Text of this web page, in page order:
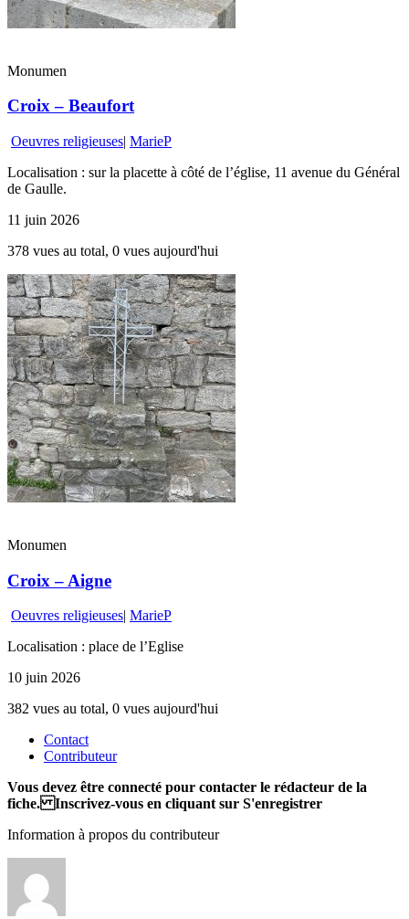
Monumen
Croix – Beaufort
Oeuvres religieuses| MarieP
Localisation : sur la placette à côté de l’église, 11 avenue du Général
de Gaulle.
11 juin 2026
378 vues au total, 0 vues aujourd'hui
Monumen
Croix – Aigne
Oeuvres religieuses| MarieP
Localisation : place de l’Eglise
10 juin 2026
382 vues au total, 0 vues aujourd'hui
Contact
Contributeur
Vous devez être connecté pour contacter le rédacteur de la
fiche. Inscrivez-vous en cliquant sur S'enregistrer
Information à propos du contributeur